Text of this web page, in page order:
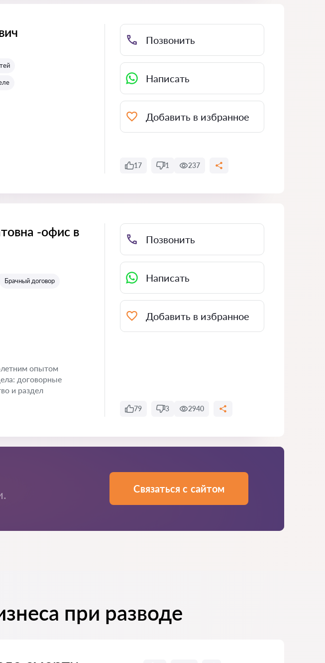
Позвонить
Написать
Добавить в избранное
17 1 237
-офис в
Брачный договор
летним опытом
договорные
и раздел
Позвонить
Написать
Добавить в избранное
79 3 2940
Связаться с сайтом
при разводе